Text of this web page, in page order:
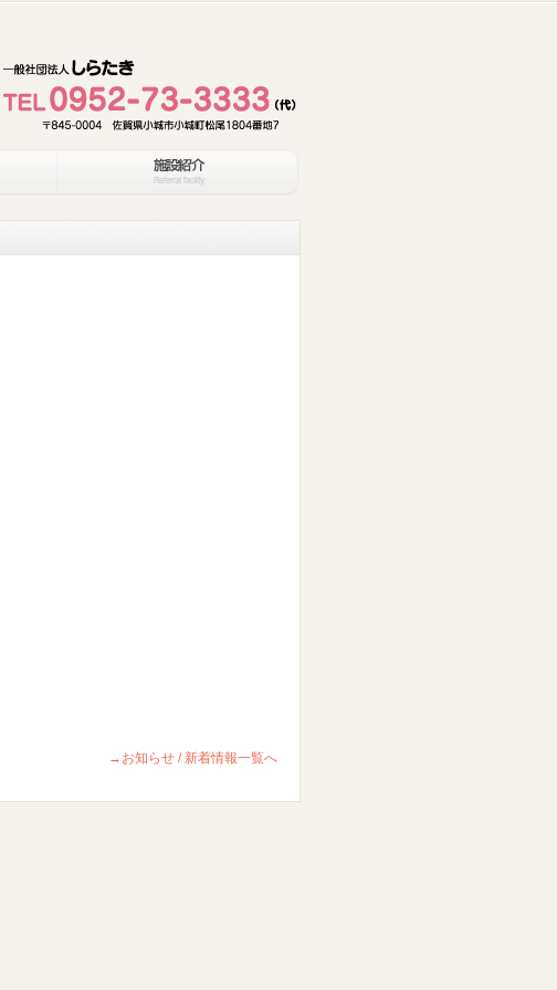
→お知らせ / 新着情報一覧へ